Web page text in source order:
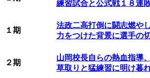
練習試合と公式戦１８連
１期
法政二高打倒に闘志燃や
力をつけた背景に選手の
２期
山岡校長自らの熱血指導
草取りと猛練習に明け暮